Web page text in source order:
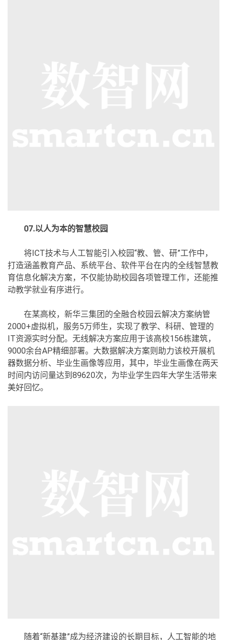
07.以人为本的智慧校园
将ICT技术与人工智能引入校园“教、管、研”工作中，
打造涵盖教育产品、系统平台、软件平台在内的全线智慧教
育信息化解决方案，不仅能协助校园各项管理工作，还能推
动教学就业有序进行。
在某高校，新华三集团的全融合校园云解决方案纳管
2000+虚拟机，服务5万师生，实现了教学、科研、管理的
IT资源实时分配。无线解决方案应用于该高校156栋建筑，
9000余台AP精细部署。大数据解决方案则助力该校开展机
器数据分析、毕业生画像等应用，其中，毕业生画像在两天
时间内访问量达到89620次，为毕业学生四年大学生活带来
美好回忆。
随着“新基建”成为经济建设的长期目标，人工智能的地